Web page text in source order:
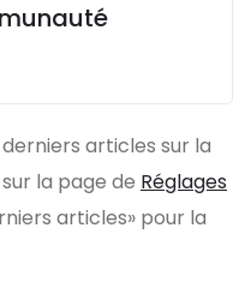
articles sur la
la page de Réglages
articles» pour la